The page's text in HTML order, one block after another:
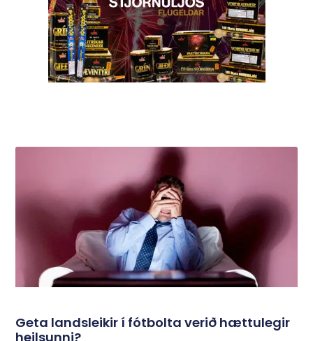
Geta landsleikir í fótbolta verið hættulegir
heilsunni?